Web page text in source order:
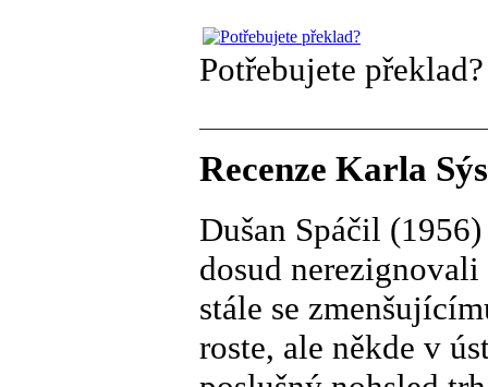
Potřebujete překlad?
Recenze Karla
Dušan Spáčil
dosud
stále se
roste, ale někde v